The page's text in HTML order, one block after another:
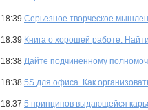
18:39 Серьезное творческое
18:39 Книга о хорошей работе.
18:38 Дайте подчиненному
18:38 5S для офиса. Как
18:37 5 принципов выдающейся